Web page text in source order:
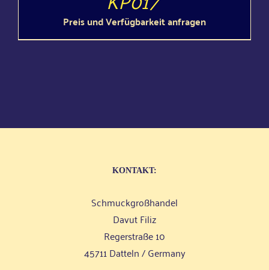
Preis und Ver­füg­bar­keit anfragen
KON­TAKT:
Schmuck­groß­han­del
Davut Filiz
Reger­stra­ße 10
45711 Dat­teln / Germany